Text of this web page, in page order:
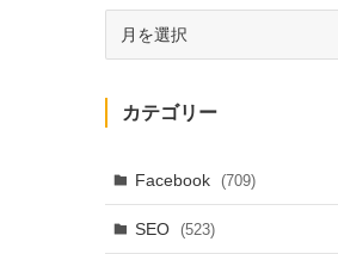
投
稿
た
記
事
カテゴリー
Facebook (709)
SEO (523)